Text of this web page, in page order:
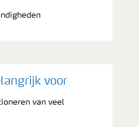
voor
van veel